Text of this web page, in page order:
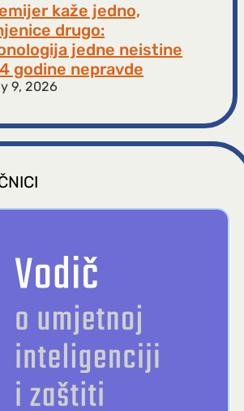
kaže jedno,
drugo:
jedne neistine
godine nepravde
9, 2026